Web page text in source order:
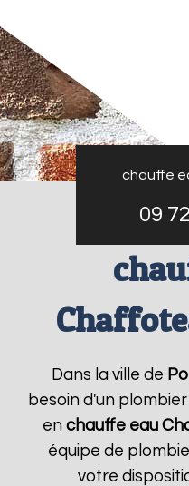
chauffe
09
Dans la ville de
besoin d'un
en chauffe eau
équipe de
votre